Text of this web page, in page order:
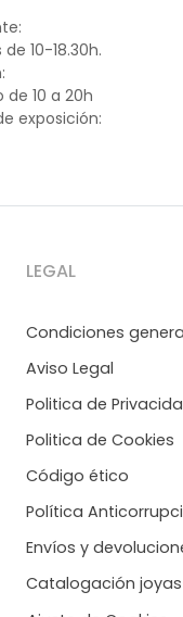
10-18.30h.
de 10 a 20h
exposición:
LEGAL
Condiciones
Aviso Legal
Politica de
Politica de Cookies
Código ético
Política
Envíos y
Catalogación